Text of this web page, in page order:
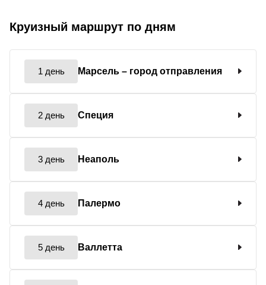
Круизный маршрут по дням
1 день Марсель – город отправления
2 день Специя
3 день Неаполь
4 день Палермо
5 день Валлетта